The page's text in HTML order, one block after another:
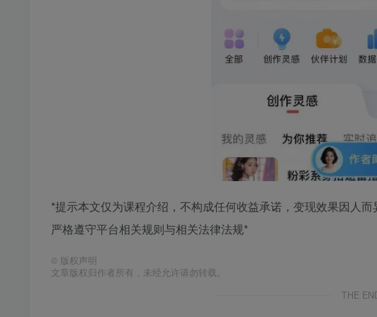
*提示本文仅为课程介绍，不构成任何收益承诺，变现效果因人
严格遵守平台相关规则与相关法律法规*
© 版权声明
文章版权归作者所有，未经允许请勿转载。
THE